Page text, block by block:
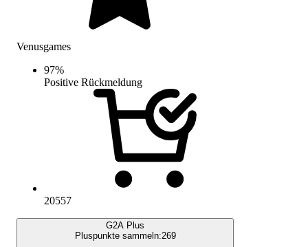
Venusgames
97%
Positive Rückmeldung
20557
G2A Plus
Pluspunkte sammeln:269